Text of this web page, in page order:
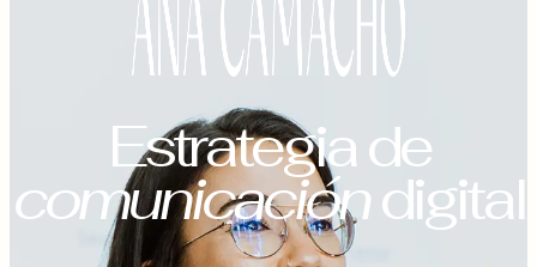
Estrategia de
comunicacióndigital